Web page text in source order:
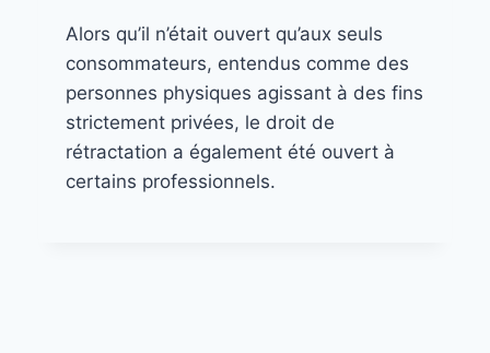
Alors qu’il n’était ouvert qu’aux seuls
consommateurs, entendus comme des
personnes physiques agissant à des fins
strictement privées, le droit de
rétractation a également été ouvert à
certains professionnels.